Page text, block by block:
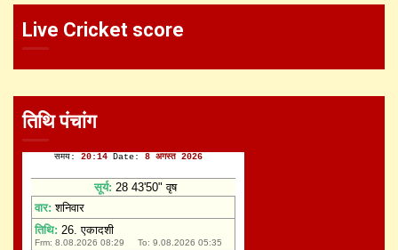
Live Cricket score
तिथि पंचांग